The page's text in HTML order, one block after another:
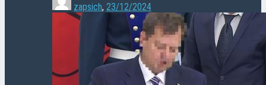
zapsich, 23/12/2024